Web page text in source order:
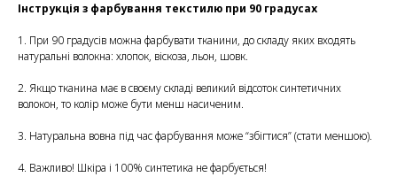
Інструкція з фарбування текстилю при 90 градусах
1. При 90 градусів можна фарбувати тканини, до складу яких входять
натуральні волокна: хлопок, віскоза, льон, шовк.
2. Якщо тканина має в своєму складі великий відсоток синтетичних
волокон, то колір може бути менш насиченим.
3. Натуральна вовна під час фарбування може “збігтися” (стати меншою).
4. Важливо! Шкіра і 100% синтетика не фарбується!